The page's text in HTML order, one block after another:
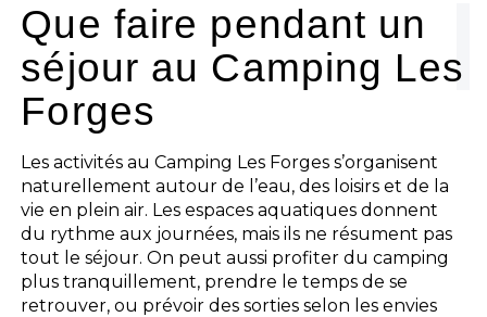
Que faire pendant un
séjour au Camping Les
Forges
Les activités au Camping Les Forges s’organisent
naturellement autour de l’eau, des loisirs et de la
vie en plein air. Les espaces aquatiques donnent
du rythme aux journées, mais ils ne résument pas
tout le séjour. On peut aussi profiter du camping
plus tranquillement, prendre le temps de se
retrouver, ou prévoir des sorties selon les envies